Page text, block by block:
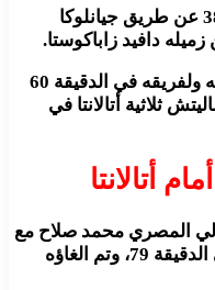
تقدم فريق نادي أتالانتا في الدقيقة 38 عن طريق جيانلوكا
دافيد زاباكوستا.
وعاد سكاماكا ليسجل الهدف الثاني له ولفريقه في الدقيقة 60
ثلاثية أتالانتا في
أتالانتا
المصري محمد صلاح مع
بداية الشوط الثاني، وسجل هدفًا في الدقيقة 79، وتم الغاؤه